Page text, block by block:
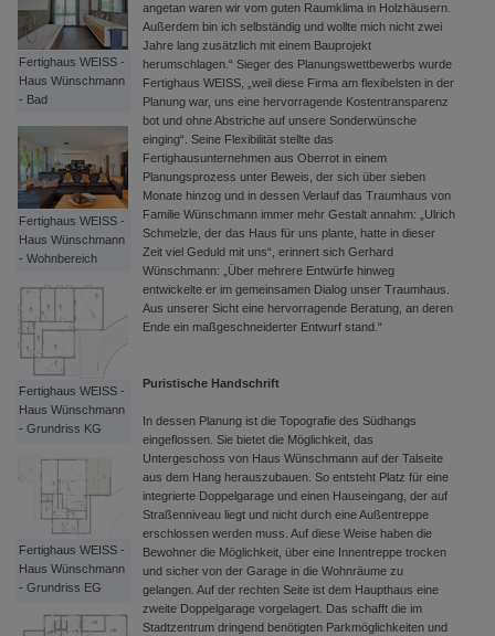
Fertighaus WEISS -
Haus Wünschmann
- Bad
Fertighaus WEISS -
Haus Wünschmann
- Wohnbereich
Fertighaus WEISS -
Haus Wünschmann
- Grundriss KG
Fertighaus WEISS -
Haus Wünschmann
- Grundriss EG
angetan waren wir vom guten Raumklima in Holzhäusern.
Außerdem bin ich selbständig und wollte mich nicht zwei
Jahre lang zusätzlich mit einem Bauprojekt
herumschlagen.“ Sieger des Planungswettbewerbs wurde
Fertighaus WEISS, „weil diese Firma am flexibelsten in der
Planung war, uns eine hervorragende Kostentransparenz
bot und ohne Abstriche auf unsere Sonderwünsche
einging“. Seine Flexibilität stellte das
Fertighausunternehmen aus Oberrot in einem
Planungsprozess unter Beweis, der sich über sieben
Monate hinzog und in dessen Verlauf das Traumhaus von
Familie Wünschmann immer mehr Gestalt annahm: „Ulrich
Schmelzle, der das Haus für uns plante, hatte in dieser
Zeit viel Geduld mit uns“, erinnert sich Gerhard
Wünschmann: „Über mehrere Entwürfe hinweg
entwickelte er im gemeinsamen Dialog unser Traumhaus.
Aus unserer Sicht eine hervorragende Beratung, an deren
Ende ein maßgeschneiderter Entwurf stand.“
Puristische Handschrift
In dessen Planung ist die Topografie des Südhangs
eingeflossen. Sie bietet die Möglichkeit, das
Untergeschoss von Haus Wünschmann auf der Talseite
aus dem Hang herauszubauen. So entsteht Platz für eine
integrierte Doppelgarage und einen Hauseingang, der auf
Straßenniveau liegt und nicht durch eine Außentreppe
erschlossen werden muss. Auf diese Weise haben die
Bewohner die Möglichkeit, über eine Innentreppe trocken
und sicher von der Garage in die Wohnräume zu
gelangen. Auf der rechten Seite ist dem Haupthaus eine
zweite Doppelgarage vorgelagert. Das schafft die im
Stadtzentrum dringend benötigten Parkmöglichkeiten und